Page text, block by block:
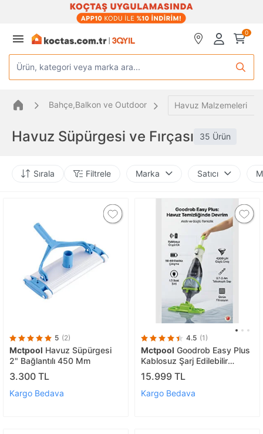
0
Ürün, kategori veya marka ara...
Bahçe,Balkon ve Outdoor Havuz Malzemeleri
Havuz Süpürgesi ve Fırçası 35 Ürün
Sırala Filtrele Marka Satıcı
5 (2)
Mctpool Havuz Süpürgesi
2" Bağlantılı 450 Mm
3.300 TL
Kargo Bedava
4.5 (1)
Mctpool Goodrob Easy Plus
Kablosuz Şarj Edilebilir
Havuz Süpürgesi
15.999 TL
Kargo Bedava